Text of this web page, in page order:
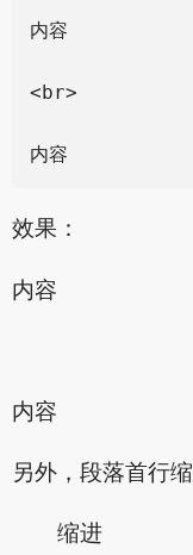
内容
<br>
效果：
内容
内容
另外，段落首行
缩进